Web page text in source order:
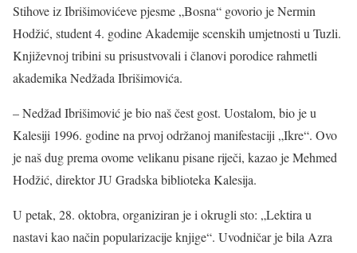
Stihove iz Ibrišimovićeve pjesme „Bosna“ govorio je Nermin
Hodžić, student 4. godine Akademije scenskih umjetnosti u Tuzli.
Književnoj tribini su prisustvovali i članovi porodice rahmetli
akademika Nedžada Ibrišimovića.
– Nedžad Ibrišimović je bio naš čest gost. Uostalom, bio je u
Kalesiji 1996. godine na prvoj održanoj manifestaciji „Ikre“. Ovo
je naš dug prema ovome velikanu pisane riječi, kazao je Mehmed
Hodžić, direktor JU Gradska biblioteka Kalesija.
U petak, 28. oktobra, organiziran je i okrugli sto: „Lektira u
nastavi kao način popularizacije knjige“. Uvodničar je bila Azra